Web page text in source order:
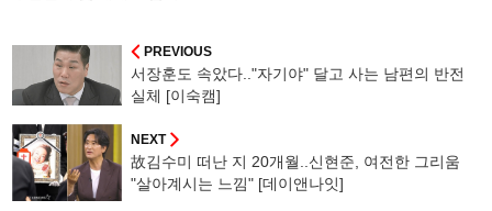
PREVIOUS
서장훈도 속았다.."자기야" 달고 사는 남편의 반전
실체 [이숙캠]
NEXT
故김수미 떠난 지 20개월..신현준, 여전한 그리움
"살아계시는 느낌" [데이앤나잇]